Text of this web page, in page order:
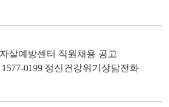
살예방센터 직원채용 공고
0199 정신건강위기상담전화